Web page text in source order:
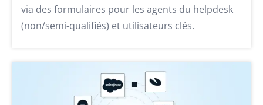
via des formulaires pour les agents du helpdesk
(non/semi-qualifiés) et utilisateurs clés.